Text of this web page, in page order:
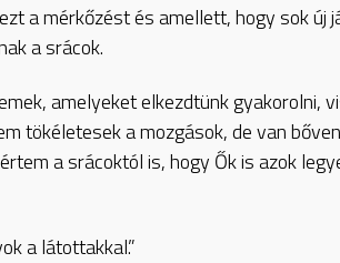
a mérkőzést és amellett, hogy sok új
a srácok.
amelyeket elkezdtünk gyakorolni,
tökéletesek a mozgások, de van
a srácoktól is, hogy Ők is azok
a látottakkal.”